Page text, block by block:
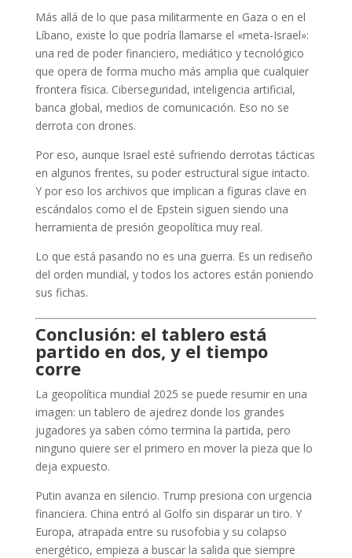
Más allá de lo que pasa militarmente en Gaza o en el
Líbano, existe lo que podría llamarse el «meta-Israel»:
una red de poder financiero, mediático y tecnológico
que opera de forma mucho más amplia que cualquier
frontera física. Ciberseguridad, inteligencia artificial,
banca global, medios de comunicación. Eso no se
derrota con drones.
Por eso, aunque Israel esté sufriendo derrotas tácticas
en algunos frentes, su poder estructural sigue intacto.
Y por eso los archivos que implican a figuras clave en
escándalos como el de Epstein siguen siendo una
herramienta de presión geopolítica muy real.
Lo que está pasando no es una guerra. Es un rediseño
del orden mundial, y todos los actores están poniendo
sus fichas.
Conclusión: el tablero está
partido en dos, y el tiempo
corre
La geopolítica mundial 2025 se puede resumir en una
imagen: un tablero de ajedrez donde los grandes
jugadores ya saben cómo termina la partida, pero
ninguno quiere ser el primero en mover la pieza que lo
deja expuesto.
Putin avanza en silencio. Trump presiona con urgencia
financiera. China entró al Golfo sin disparar un tiro. Y
Europa, atrapada entre su rusofobia y su colapso
energético, empieza a buscar la salida que siempre